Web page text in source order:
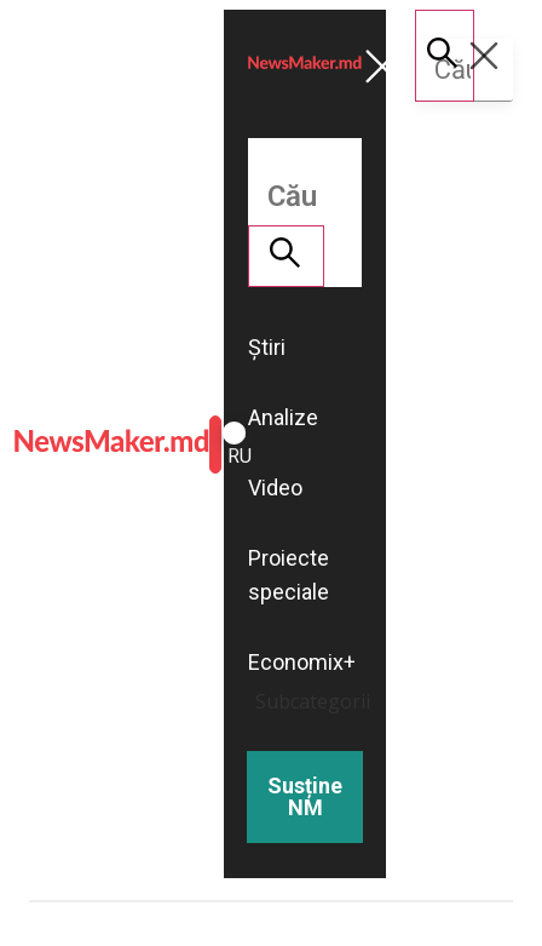
ROMÂNĂ
RU
Știri
Analize
Video
Proiecte
speciale
Economix+
Susține
NM